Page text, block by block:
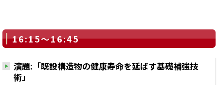
16:15～16:45
演題:「既設構造物の健康寿命を延ばす基礎補強技
術」